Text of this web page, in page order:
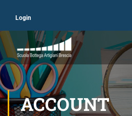
Login
ACCOUNT